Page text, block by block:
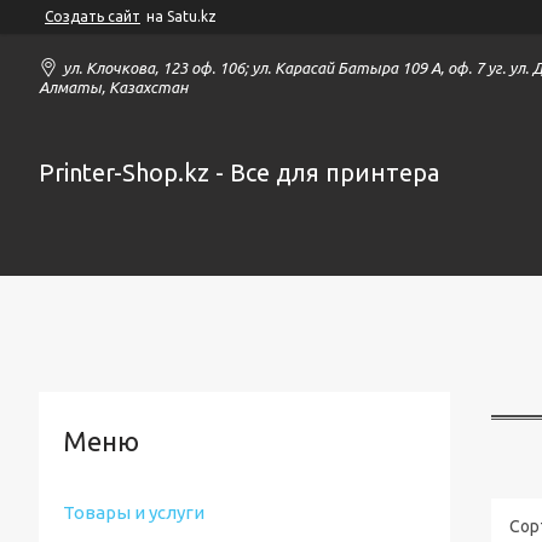
Создать сайт на Satu.kz
ул. Клочкова, 123 оф. 106; ул. Карасай Батыра 109 А, оф. 7 уг. ул.
Алматы, Казахстан
Printer-Shop.kz - Все для принтера
Товары и услуги